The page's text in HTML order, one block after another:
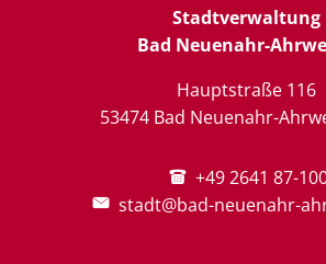
Stadtverwaltung
Bad Neuenahr-
Hauptstraße 116
53474 Bad Neuenahr-
+49 2641 87-
stadt@bad-neuenahr-